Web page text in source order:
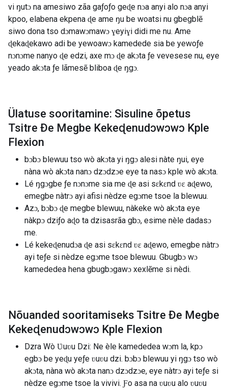
vi ŋutɔ na amesiwo zãa gaƒoƒo geɖe nɔa anyi alo nɔa anyi
kpoo, elabena ekpena ɖe ame ŋu be woatsi nu gbegblẽ
siwo dona tso dɔmawɔmawɔ ɣeyiɣi didi me nu. Ame
ɖekaɖekawo adi be yewoawɔ kamedede sia be yewoƒe
nɔnɔme nanyo ɖe edzi, axe mɔ ɖe akɔta ƒe vevesese nu, eye
yeado akɔta ƒe lãmesẽ bliboa ɖe ŋgɔ.
Ülatuse sooritamine: Sisuline õpetus
Tsitre Ðe Megbe Kekeɖenudɔwɔwɔ Kple
Flexion
bɔbɔ blewuu tso wò akɔta yi ŋgɔ alesi nàte ŋui, eye
nàna wò akɔta nanɔ dzɔdzɔe eye ta nasɔ kple wò akɔta.
Lé ŋgɔgbe ƒe nɔnɔme sia me ɖe asi sɛkɛnd ʋɛ aɖewo,
emegbe nàtrɔ ayi afisi nèdze egɔme tsoe la blewuu.
Azɔ, bɔbɔ ɖe megbe blewuu, nàkeke wò akɔta eye
nàkpɔ dziƒo aɖo ta dzisasrãa gbɔ, esime nèle dadasɔ
me.
Lé kekeɖenudɔa ɖe asi sɛkɛnd ʋɛ aɖewo, emegbe nàtrɔ
ayi teƒe si nèdze egɔme tsoe blewuu. Gbugbɔ wɔ
kamededea hena gbugbɔgawɔ xexlẽme si nèdi.
Nõuanded sooritamiseks Tsitre Ðe Megbe
Kekeɖenudɔwɔwɔ Kple Flexion
Dzra Wò Ʋuʋu Dzi: Ne èle kamededea wɔm la, kpɔ
egbɔ be yeɖu yeƒe ʋuʋu dzi. bɔbɔ blewuu yi ŋgɔ tso wò
akɔta, nàna wò akɔta nanɔ dzɔdzɔe, eye nàtrɔ ayi teƒe si
nèdze egɔme tsoe la vivivi. Ƒo asa na ʋuʋu alo ʋuʋu